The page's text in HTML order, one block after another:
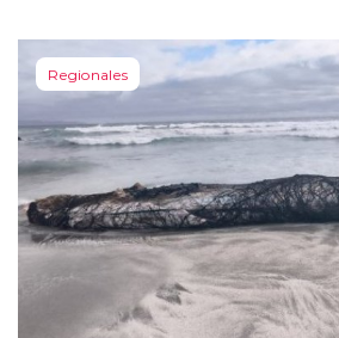
Regionales